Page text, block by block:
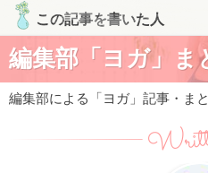
この記事を書いた人
編集部「ヨガ」ま
編集部による「ヨガ」記事・ま